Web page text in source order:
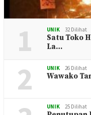
1 UNIK 32 Dilihat
Satu Toko
La…
2 UNIK 26 Dilihat
Wawako
UNIK 25 Dilihat